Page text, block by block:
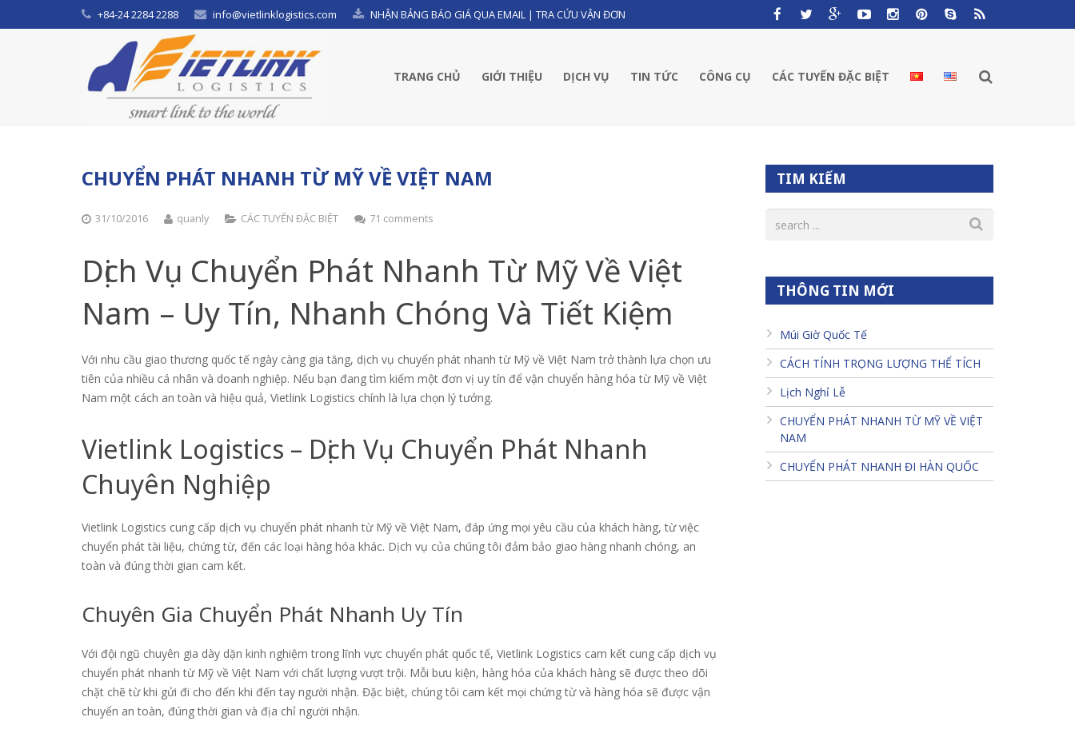
+84-24 2284 2288 info@vietlinklogistics.com NHẬN BẢNG BÁO GIÁ QUA EMAIL | TRA CỨU VẬN ĐƠN
TRANG CHỦ GIỚI THIỆU DỊCH VỤ TIN TỨC CÔNG CỤ CÁC TUYẾN ĐẶC BIỆT
CHUYỂN PHÁT NHANH TỪ MỸ VỀ VIỆT NAM
31/10/2016 quanly CÁC TUYẾN ĐẶC BIỆT 71 comments
Dịch Vụ Chuyển Phát Nhanh Từ Mỹ Về Việt
Nam – Uy Tín, Nhanh Chóng Và Tiết Kiệm
Với nhu cầu giao thương quốc tế ngày càng gia tăng, dịch vụ chuyển phát nhanh từ Mỹ về Việt Nam trở thành lựa chọn ưu
tiên của nhiều cá nhân và doanh nghiệp. Nếu bạn đang tìm kiếm một đơn vị uy tín để vận chuyển hàng hóa từ Mỹ về Việt
Nam một cách an toàn và hiệu quả, Vietlink Logistics chính là lựa chọn lý tưởng.
Vietlink Logistics – Dịch Vụ Chuyển Phát Nhanh
Chuyên Nghiệp
Vietlink Logistics cung cấp dịch vụ chuyển phát nhanh từ Mỹ về Việt Nam, đáp ứng mọi yêu cầu của khách hàng, từ việc
chuyển phát tài liệu, chứng từ, đến các loại hàng hóa khác. Dịch vụ của chúng tôi đảm bảo giao hàng nhanh chóng, an
toàn và đúng thời gian cam kết.
Chuyên Gia Chuyển Phát Nhanh Uy Tín
Với đội ngũ chuyên gia dày dặn kinh nghiệm trong lĩnh vực chuyển phát quốc tế, Vietlink Logistics cam kết cung cấp dịch vụ
chuyển phát nhanh từ Mỹ về Việt Nam với chất lượng vượt trội. Mỗi bưu kiện, hàng hóa của khách hàng sẽ được theo dõi
chặt chẽ từ khi gửi đi cho đến khi đến tay người nhận. Đặc biệt, chúng tôi cam kết mọi chứng từ và hàng hóa sẽ được vận
chuyển an toàn, đúng thời gian và địa chỉ người nhận.
TIM KIẾM
THÔNG TIN MỚI
Múi Giờ Quốc Tế
CÁCH TÍNH TRỌNG LƯỢNG THỂ TÍCH
Lịch Nghỉ Lễ
CHUYỂN PHÁT NHANH TỪ MỸ VỀ VIỆT
NAM
CHUYỂN PHÁT NHANH ĐI HÀN QUỐC